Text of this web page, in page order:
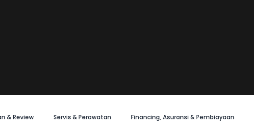
& Review Servis & Perawatan Financing, Asuransi & Pembiayaan